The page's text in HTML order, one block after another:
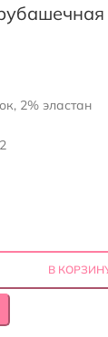
2% эластан
В